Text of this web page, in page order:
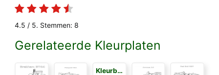
4.5 / 5. Stemmen: 8
Gerelateerde Kleurplaten
Kleurboek voor Kinderen 3